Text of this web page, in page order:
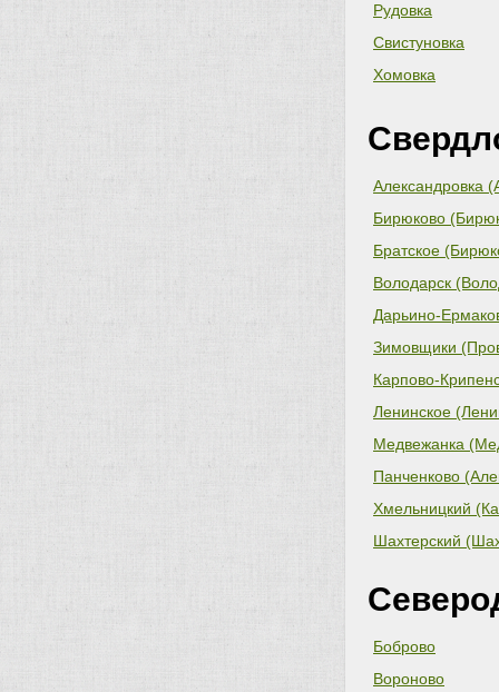
Рудовка
Свистуновка
Хомовка
Александровка
Бирюково
Братское
Володарск
Дарьино-
Зимовщики
Карпово-
Ленинское
Медвежанка
Панченково
Хмельницкий
Шахтерский
Боброво
Вороново